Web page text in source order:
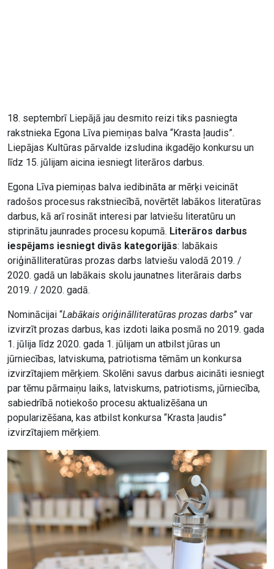
18. septembrī Liepājā jau desmito reizi tiks pasniegta
rakstnieka Egona Līva piemiņas balva “Krasta ļaudis”.
Liepājas Kultūras pārvalde izsludina ikgadējo konkursu un
līdz 15. jūlijam aicina iesniegt literāros darbus.
Egona Līva piemiņas balva iedibināta ar mērķi veicināt
radošos procesus rakstniecībā, novērtēt labākos literatūras
darbus, kā arī rosināt interesi par latviešu literatūru un
stiprinātu jaunrades procesu kopumā. Literāros darbus
iespējams iesniegt divās kategorijās: labākais
oriģinālliteratūras prozas darbs latviešu valodā 2019. /
2020. gadā un labākais skolu jaunatnes literārais darbs
2019. / 2020. gadā.
Nominācijai “Labākais oriģinālliteratūras prozas darbs” var
izvirzīt prozas darbus, kas izdoti laika posmā no 2019. gada
1. jūlija līdz 2020. gada 1. jūlijam un atbilst jūras un
jūrniecības, latviskuma, patriotisma tēmām un konkursa
izvirzītajiem mērķiem. Skolēni savus darbus aicināti iesniegt
par tēmu pārmaiņu laiks, latviskums, patriotisms, jūrniecība,
sabiedrībā notiekošo procesu aktualizēšana un
popularizēšana, kas atbilst konkursa “Krasta ļaudis”
izvirzītajiem mērķiem.